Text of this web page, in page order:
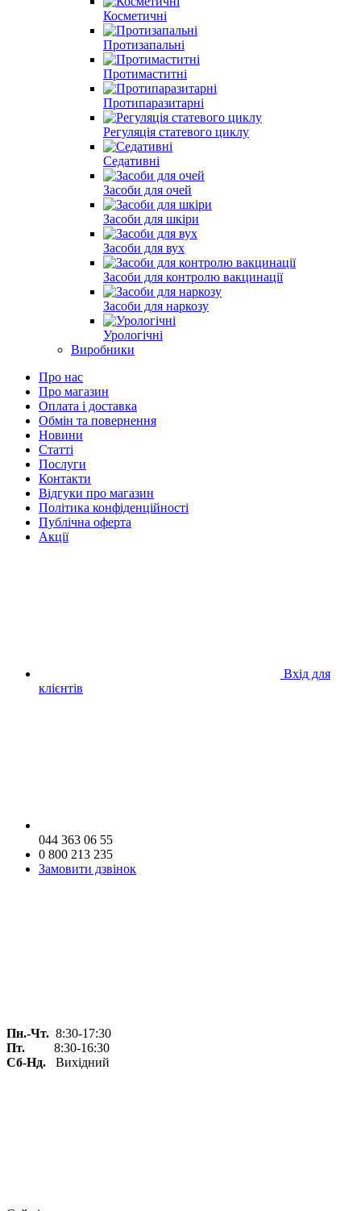
Косметичні
Протизапальні
Протимаститні
Протипаразитарні
Регуляція статевого циклу
Cедативні
Засоби для очей
Засоби для шкіри
Засоби для вух
Засоби для контролю вакцинації
Засоби для наркозу
Урологічні
Виробники
Про нас
Про магазин
Оплата і доставка
Обмін та повернення
Новини
Статті
Послуги
Контакти
Відгуки про магазин
Політика конфіденційності
Публічна оферта
Акції
Вхід для
клієнтів
044 363 06 55
0 800 213 235
Замовити дзвінок
Пн.-Чт. 8:30-17:30
Пт.
8:30-16:30
Сб-Нд. Вихідний